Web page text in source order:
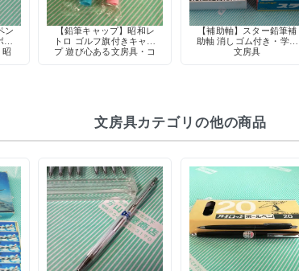
ン
昭
【鉛筆キャップ】昭和レ
トロ ゴルフ旗付きキャッ
プ 遊び心ある文房具・コ
【補助軸】スター鉛筆補
助軸 消しゴム付き・学習
文房具
文房具カテゴリの他の商品